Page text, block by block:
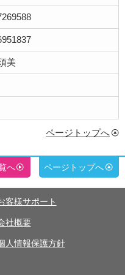
美
ページトップへ
へ ページトップへ
客様サポート
社概要
人情報保護方針